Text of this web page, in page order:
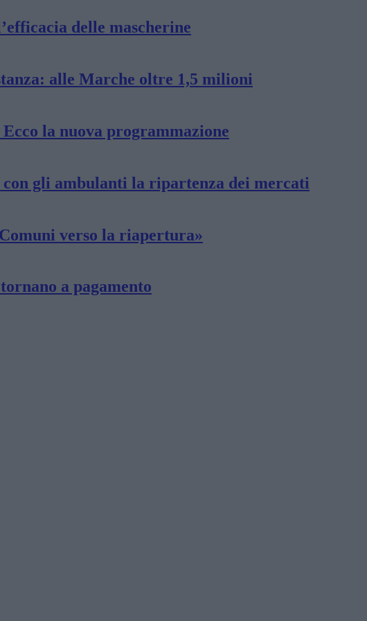
delle mascherine
alle Marche oltre 1,5 milioni
la nuova programmazione
gli ambulanti la ripartenza dei mercati
verso la riapertura»
a pagamento